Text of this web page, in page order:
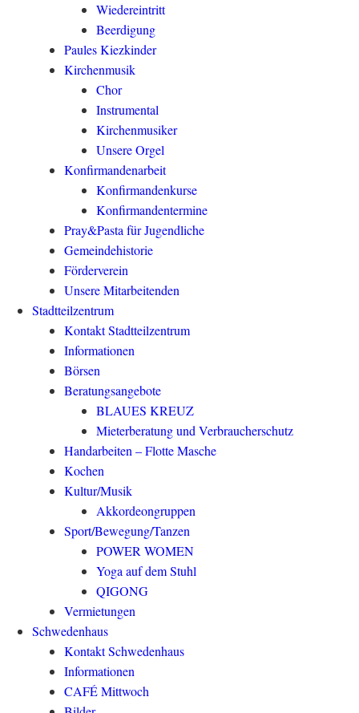
Wiedereintritt
Beerdigung
Paules Kiezkinder
Kirchenmusik
Chor
Instrumental
Kirchenmusiker
Unsere Orgel
Konfirmandenarbeit
Konfirmandenkurse
Konfirmandentermine
Pray&Pasta für Jugendliche
Gemeindehistorie
Förderverein
Unsere Mitarbeitenden
Stadtteilzentrum
Kontakt Stadtteilzentrum
Informationen
Börsen
Beratungsangebote
BLAUES KREUZ
Mieterberatung und Verbraucherschutz
Handarbeiten – Flotte Masche
Kochen
Kultur/Musik
Akkordeongruppen
Sport/Bewegung/Tanzen
POWER WOMEN
Yoga auf dem Stuhl
QIGONG
Vermietungen
Schwedenhaus
Kontakt Schwedenhaus
Informationen
CAFÉ Mittwoch